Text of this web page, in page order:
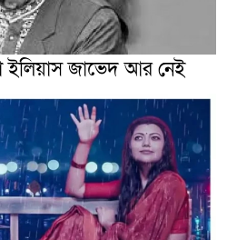
ইলিয়াস জাভেদ আর নেই